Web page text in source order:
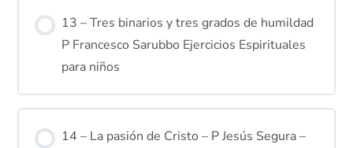
13 – Tres binarios y tres grados de humildad
P Francesco Sarubbo Ejercicios Espirituales
para niños
14 – La pasión de Cristo – P Jesús Segura –